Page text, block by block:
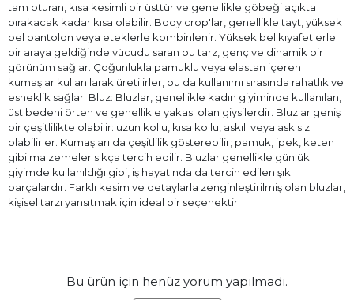
tam oturan, kısa kesimli bir üsttür ve genellikle göbeği açıkta
bırakacak kadar kısa olabilir. Body crop'lar, genellikle tayt, yüksek
bel pantolon veya eteklerle kombinlenir. Yüksek bel kıyafetlerle
bir araya geldiğinde vücudu saran bu tarz, genç ve dinamik bir
görünüm sağlar. Çoğunlukla pamuklu veya elastan içeren
kumaşlar kullanılarak üretilirler, bu da kullanımı sırasında rahatlık ve
esneklik sağlar. Bluz: Bluzlar, genellikle kadın giyiminde kullanılan,
üst bedeni örten ve genellikle yakası olan giysilerdir. Bluzlar geniş
bir çeşitlilikte olabilir: uzun kollu, kısa kollu, askılı veya askısız
olabilirler. Kumaşları da çeşitlilik gösterebilir; pamuk, ipek, keten
gibi malzemeler sıkça tercih edilir. Bluzlar genellikle günlük
giyimde kullanıldığı gibi, iş hayatında da tercih edilen şık
parçalardır. Farklı kesim ve detaylarla zenginleştirilmiş olan bluzlar,
kişisel tarzı yansıtmak için ideal bir seçenektir.
Bu ürün için henüz yorum yapılmadı.